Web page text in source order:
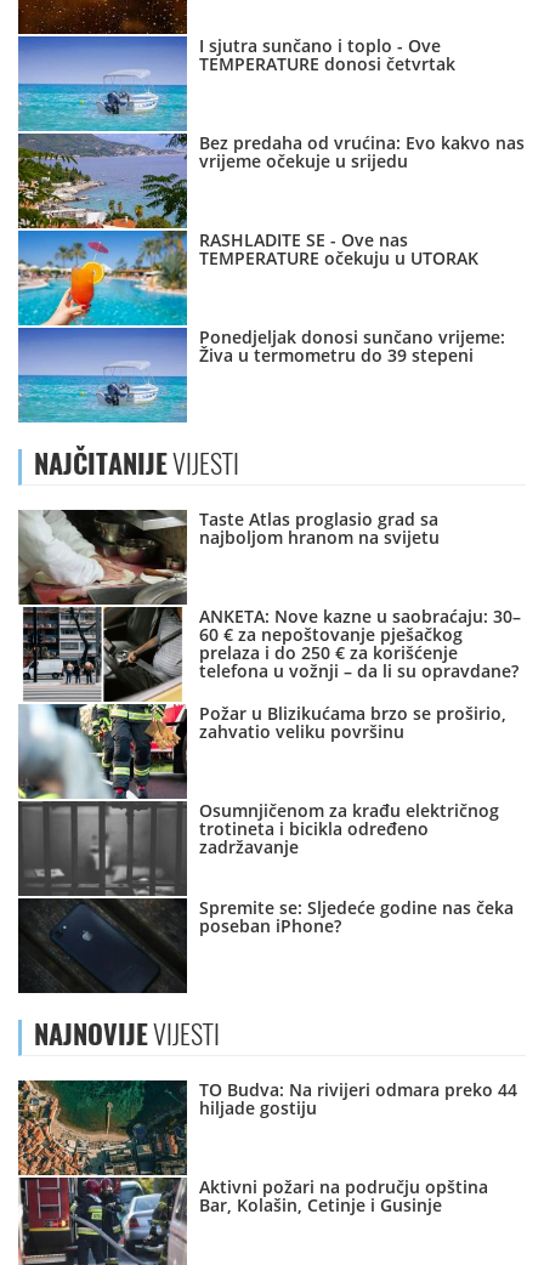
I sjutra sunčano i toplo - Ove
TEMPERATURE donosi četvrtak
Bez predaha od vrućina: Evo kakvo nas
vrijeme očekuje u srijedu
RASHLADITE SE - Ove nas
TEMPERATURE očekuju u UTORAK
Ponedjeljak donosi sunčano vrijeme:
Živa u termometru do 39 stepeni
NAJČITANIJEVIJESTI
Taste Atlas proglasio grad sa
najboljom hranom na svijetu
ANKETA: Nove kazne u saobraćaju: 30–
60 € za nepoštovanje pješačkog
prelaza i do 250 € za korišćenje
telefona u vožnji – da li su opravdane?
Požar u Blizikućama brzo se proširio,
zahvatio veliku površinu
Osumnjičenom za krađu električnog
trotineta i bicikla određeno
zadržavanje
Spremite se: Sljedeće godine nas čeka
poseban iPhone?
NAJNOVIJEVIJESTI
TO Budva: Na rivijeri odmara preko 44
hiljade gostiju
Aktivni požari na području opština
Bar, Kolašin, Cetinje i Gusinje